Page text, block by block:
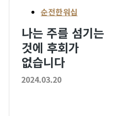
순전한워십
나는 주를 섬기는
것에 후회가
없습니다
2024.03.20